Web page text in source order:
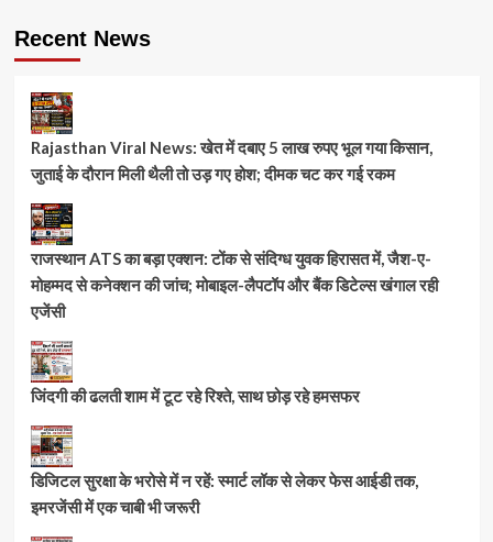
Recent News
Rajasthan Viral News: खेत में दबाए 5 लाख रुपए भूल गया किसान,
जुताई के दौरान मिली थैली तो उड़ गए होश; दीमक चट कर गई रकम
राजस्थान ATS का बड़ा एक्शन: टोंक से संदिग्ध युवक हिरासत में, जैश-ए-
मोहम्मद से कनेक्शन की जांच; मोबाइल-लैपटॉप और बैंक डिटेल्स खंगाल रही
एजेंसी
जिंदगी की ढलती शाम में टूट रहे रिश्ते, साथ छोड़ रहे हमसफर
डिजिटल सुरक्षा के भरोसे में न रहें: स्मार्ट लॉक से लेकर फेस आईडी तक,
इमरजेंसी में एक चाबी भी जरूरी